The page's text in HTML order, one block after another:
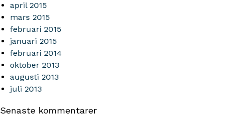
april 2015
mars 2015
februari 2015
januari 2015
februari 2014
oktober 2013
augusti 2013
juli 2013
Senaste kommentarer